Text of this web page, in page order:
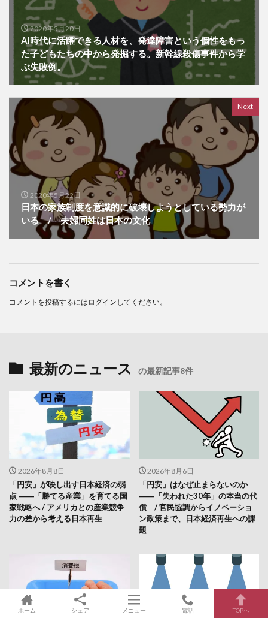
2020年5月20日
AI時代に活躍できる人材を、発達障害という個性をもっ
た子どもたちの中から発掘する。新幹線殺傷事件から学
ぶ失敗例。
Next
2020年5月22日
日本の家族制度を意識的に破壊しようとしている勢力が
いる / 夫婦同姓は日本の文化
コメントを書く
コメントを投稿するには ログイン してください。
最新のニュース の最新記事8件
2026年8月8日
「円安」が映し出す日本経済の弱
点 ――「勝てる産業」を育てる国
家戦略へ / アメリカとの産業競争
力の差から考える日本再生
2026年8月6日
「円安」はなぜ止まらないのか
――「失われた30年」の本当の代
償 / 官民協調からイノベーショ
ン政策まで、日本経済再生への課
題
ホーム シェア メニュー 電話 TOPへ